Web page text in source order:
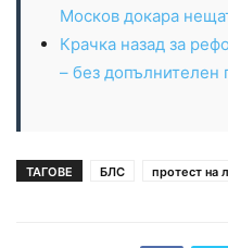
Москов докара
Крачка назад за
– без допълнителен
ТАГОВЕ БЛС протест на